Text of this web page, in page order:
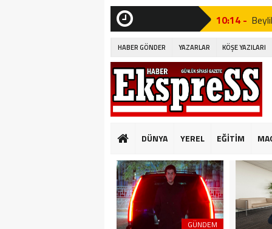
10:14 -
Edildi!”
19:53 -
19:51 -
19:49 -
GÜNKÜ GİBİ
10:14 -
Edildi!”
19:53 -
HABER GÖNDER YAZARLAR KÖŞE YAZILARI
DÜNYA YEREL EĞİTİM
GÜNDEM